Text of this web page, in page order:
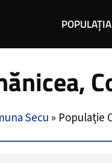
Secu » Populație